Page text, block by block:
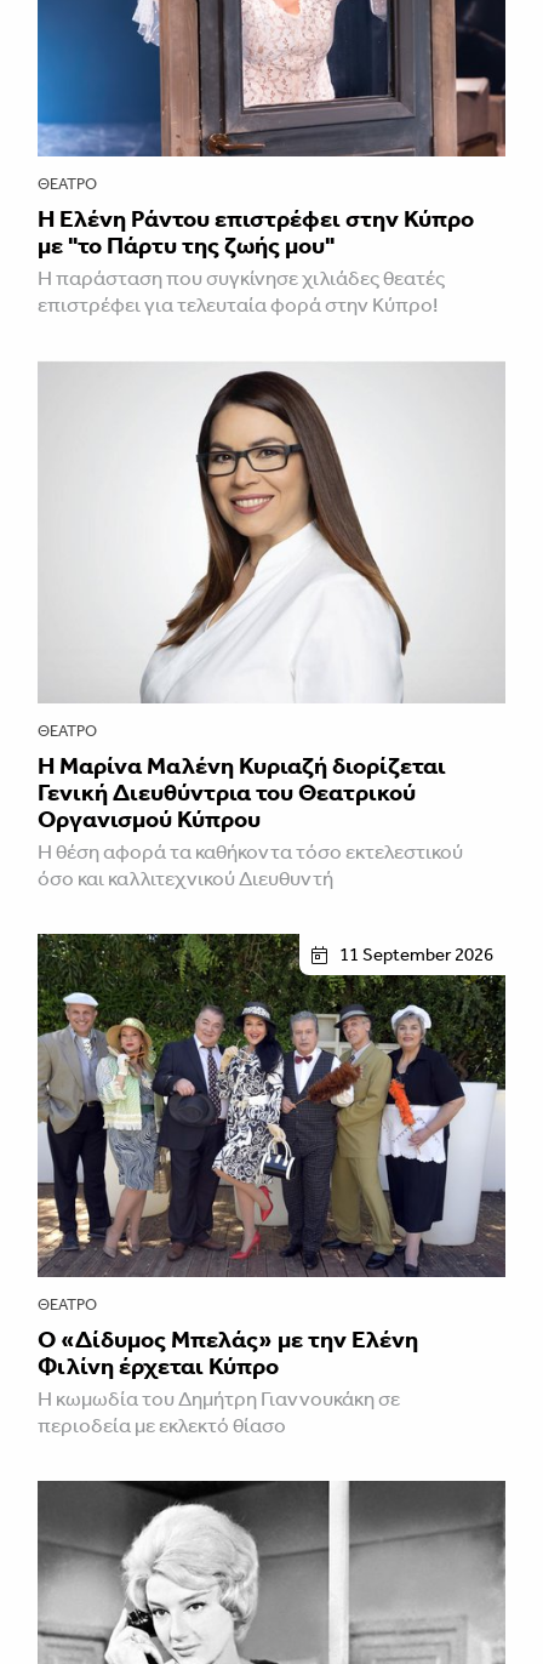
ΘΈΑΤΡΟ
H Ελένη Ράντου επιστρέφει στην Κύπρο
με "το Πάρτυ της ζωής μου"
Η παράσταση που συγκίνησε χιλιάδες θεατές
επιστρέφει για τελευταία φορά στην Κύπρο!
ΘΈΑΤΡΟ
Η Μαρίνα Μαλένη Κυριαζή διορίζεται
Γενική Διευθύντρια του Θεατρικού
Οργανισμού Κύπρου
Η θέση αφορά τα καθήκοντα τόσο εκτελεστικού
όσο και καλλιτεχνικού Διευθυντή
11 September 2026
ΘΈΑΤΡΟ
Ο «Δίδυμος Μπελάς» με την Ελένη
Φιλίνη έρχεται Κύπρο
Η κωμωδία του Δημήτρη Γιαννουκάκη σε
περιοδεία με εκλεκτό θίασο